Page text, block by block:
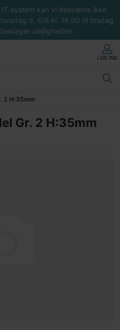
system kan vi desværre ikke
d. 6/8 kl. 16.00 til tirsdag
ulejligheden.
LOG IND
2 H:35mm
Gr. 2 H:35mm